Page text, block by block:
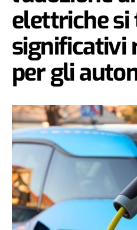
elettriche si
significativi
per gli